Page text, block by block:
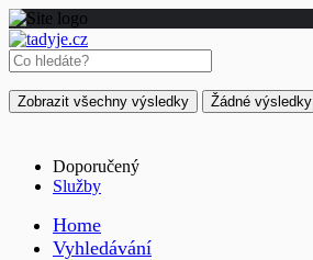
Zobrazit všechny výsledky Žádné výsledky
Doporučený
Služby
Home
Vyhledávání